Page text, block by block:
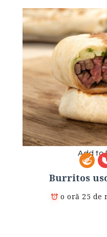
Add to
Burritos
o oră 25 de